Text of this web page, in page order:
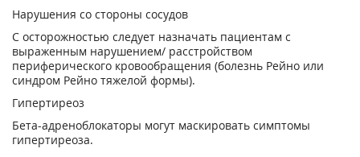
Нарушения со стороны сосудов
С осторожностью следует назначать пациентам с
выраженным нарушением/ расстройством
периферического кровообращения (болезнь Рейно или
синдром Рейно тяжелой формы).
Гипертиреоз
Бета-адреноблокаторы могут маскировать симптомы
гипертиреоза.